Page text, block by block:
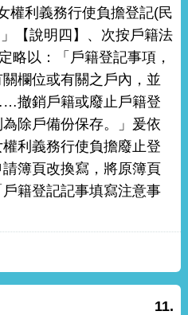
權利義務行使負擔登記(民
【說明四】、次按戶籍法
略以：「戶籍登記事項，
欄位或有關之戶內，並
撤銷戶籍或廢止戶籍登
除戶備份保存。」爰依
利義務行使負擔廢止登
簿頁改換寫，將原簿頁
籍登記記事填寫注意事
11.